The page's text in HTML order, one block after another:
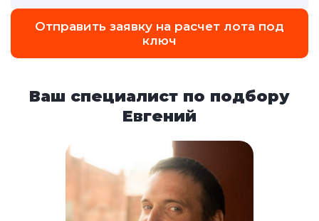
Отправить заявку на расчет лота под
ключ
Ваш специалист по подбору
Евгений